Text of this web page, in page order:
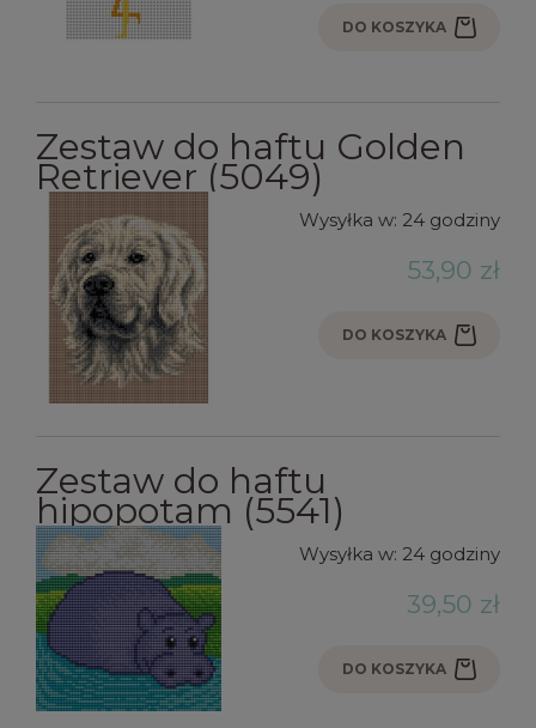
DO KOSZYKA
Zestaw do haftu Golden
Retriever (5049)
Wysyłka w: 24 godziny
53,90 zł
DO KOSZYKA
Zestaw do haftu
hipopotam (5541)
Wysyłka w: 24 godziny
39,50 zł
DO KOSZYKA